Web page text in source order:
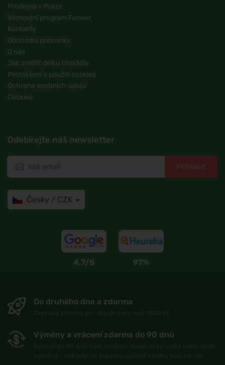
Prodejna v Praze
Věrnostní program Ferwer
Kontakty
Obchodní podmínky
O nás
Jak změřit délku chodidla
Prohlášení o použití cookies
Ochrana osobních údajů
Cookies
Odebírejte náš newsletter
Přihlásit
Česky / CZK
4,7/5 97%
Do druhého dne a zdarma
Výměny a vrácení zdarma do 90 dnů